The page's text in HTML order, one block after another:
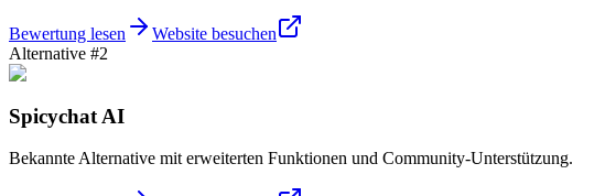
Bewertung lesen
Website besuchen
Alternative #2
Spicychat AI
Bekannte Alternative mit erweiterten Funktionen und Community-Unterstützung.